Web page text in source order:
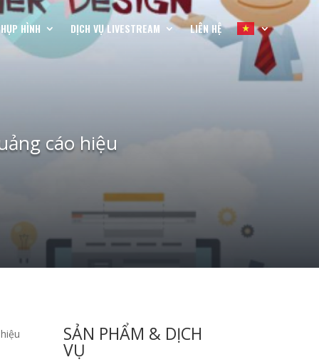
HÌNH DỊCH VỤ LIVESTREAM LIÊN HỆ
cáo hiệu
SẢN PHẨM & DỊCH
VỤ